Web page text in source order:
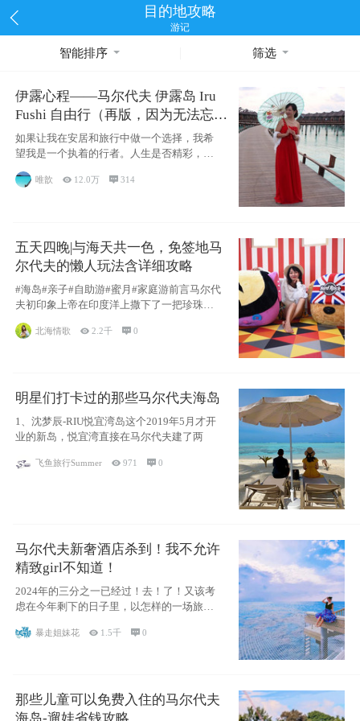
目的地攻略
游记
智能排序 筛选
伊露心程——马尔代夫 伊露岛 Iru
Fushi 自由行（再版，因为无法忘却
的留恋）
如果让我在安居和旅行中做一个选择，我希
望我是一个执着的行者。人生是否精彩，都
源于自己
唯歆  12.0万  314
五天四晚|与海天共一色，免签地马
尔代夫的懒人玩法含详细攻略
#海岛#亲子#自助游#蜜月#家庭游前言马尔代
夫初印象上帝在印度洋上撒下了一把珍珠，
北海情歌 2.2千 0
明星们打卡过的那些马尔代夫海岛
1、沈梦辰-RIU悦宜湾岛这个2019年5月才开
业的新岛，悦宜湾直接在马尔代夫建了两
飞鱼旅行Summer 971 0
马尔代夫新奢酒店杀到！我不允许
精致girl不知道！
2024年的三分之一已经过！去！了！又该考
虑在今年剩下的日子里，以怎样的一场旅行
暴走姐妹花  1.5千 0
那些儿童可以免费入住的马尔代夫